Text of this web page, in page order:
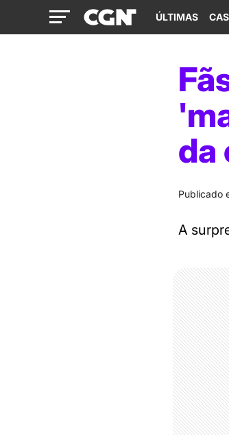
ÚLTIMAS
da
Publicado
A